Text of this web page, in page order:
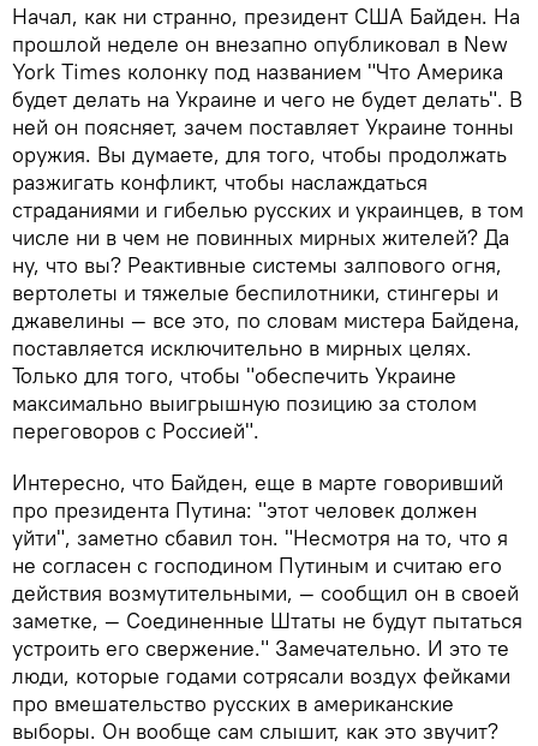
Начал, как ни странно, президент США Байден. На
прошлой неделе он внезапно опубликовал в New
York Times колонку под названием "Что Америка
будет делать на Украине и чего не будет делать". В
ней он поясняет, зачем поставляет Украине тонны
оружия. Вы думаете, для того, чтобы продолжать
разжигать конфликт, чтобы наслаждаться
страданиями и гибелью русских и украинцев, в том
числе ни в чем не повинных мирных жителей? Да
ну, что вы? Реактивные системы залпового огня,
вертолеты и тяжелые беспилотники, стингеры и
джавелины — все это, по словам мистера Байдена,
поставляется исключительно в мирных целях.
Только для того, чтобы "обеспечить Украине
максимально выигрышную позицию за столом
переговоров с Россией".
Интересно, что Байден, еще в марте говоривший
про президента Путина: "этот человек должен
уйти", заметно сбавил тон. "Несмотря на то, что я
не согласен с господином Путиным и считаю его
действия возмутительными, — сообщил он в своей
заметке, — Соединенные Штаты не будут пытаться
устроить его свержение." Замечательно. И это те
люди, которые годами сотрясали воздух фейками
про вмешательство русских в американские
выборы. Он вообще сам слышит, как это звучит?